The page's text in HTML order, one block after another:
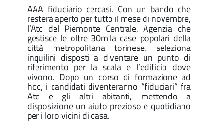
AAA fiduciario cercasi. Con un bando che
resterà aperto per tutto il mese di novembre,
l’Atc del Piemonte Centrale, Agenzia che
gestisce le oltre 30mila case popolari della
città metropolitana torinese, seleziona
inquilini disposti a diventare un punto di
riferimento per la scala e l’edificio dove
vivono. Dopo un corso di formazione ad
hoc, i candidati diventeranno “fiduciari” fra
Atc e gli altri abitanti, mettendo a
disposizione un aiuto prezioso e quotidiano
per i loro vicini di casa.